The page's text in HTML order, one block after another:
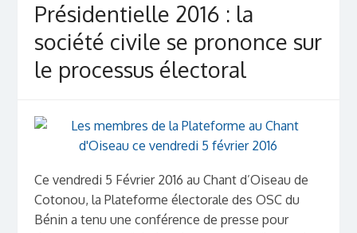
Présidentielle 2016 : la
société civile se prononce sur
le processus électoral
Ce vendredi 5 Février 2016 au Chant d’Oiseau de
Cotonou, la Plateforme électorale des OSC du
Bénin a tenu une conférence de presse pour